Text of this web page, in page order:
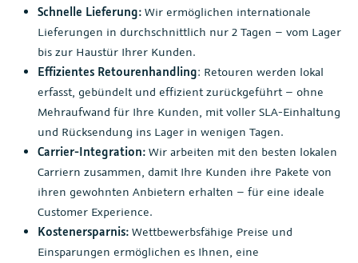
Schnelle Lieferung: Wir ermöglichen internationale
Lieferungen in durchschnittlich nur 2 Tagen – vom Lager
bis zur Haustür Ihrer Kunden.
Effizientes Retourenhandling: Retouren werden lokal
erfasst, gebündelt und effizient zurückgeführt – ohne
Mehraufwand für Ihre Kunden, mit voller SLA-Einhaltung
und Rücksendung ins Lager in wenigen Tagen.
Carrier-Integration: Wir arbeiten mit den besten lokalen
Carriern zusammen, damit Ihre Kunden ihre Pakete von
ihren gewohnten Anbietern erhalten – für eine ideale
Customer Experience.
Kostenersparnis: Wettbewerbsfähige Preise und
Einsparungen ermöglichen es Ihnen, eine